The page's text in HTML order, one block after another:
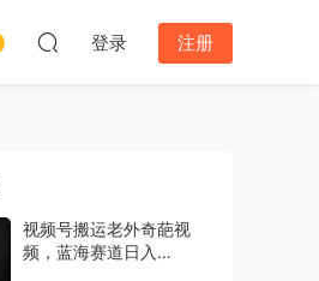
登录 注册
视频号搬运老外奇葩视
频，蓝海赛道日入